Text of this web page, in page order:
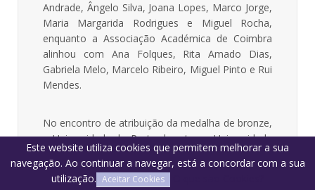
Andrade, Ângelo Silva, Joana Lopes, Marco Jorge,
Maria Margarida Rodrigues e Miguel Rocha,
enquanto a Associação Académica de Coimbra
alinhou com Ana Folques, Rita Amado Dias,
Gabriela Melo, Marcelo Ribeiro, Miguel Pinto e Rui
Mendes.
No encontro de atribuição da medalha de bronze,
a Universidade do Porto derrotou a Universidade
Nova de Lisboa por 3-0, conquistando os pares
femininos, masculinos e singulares femininos,
todos por 2-0.
Este website utiliza cookies que permitem melhorar a sua
navegação. Ao continuar a navegar, está a concordar com a sua
utilização. Aceitar Cookies